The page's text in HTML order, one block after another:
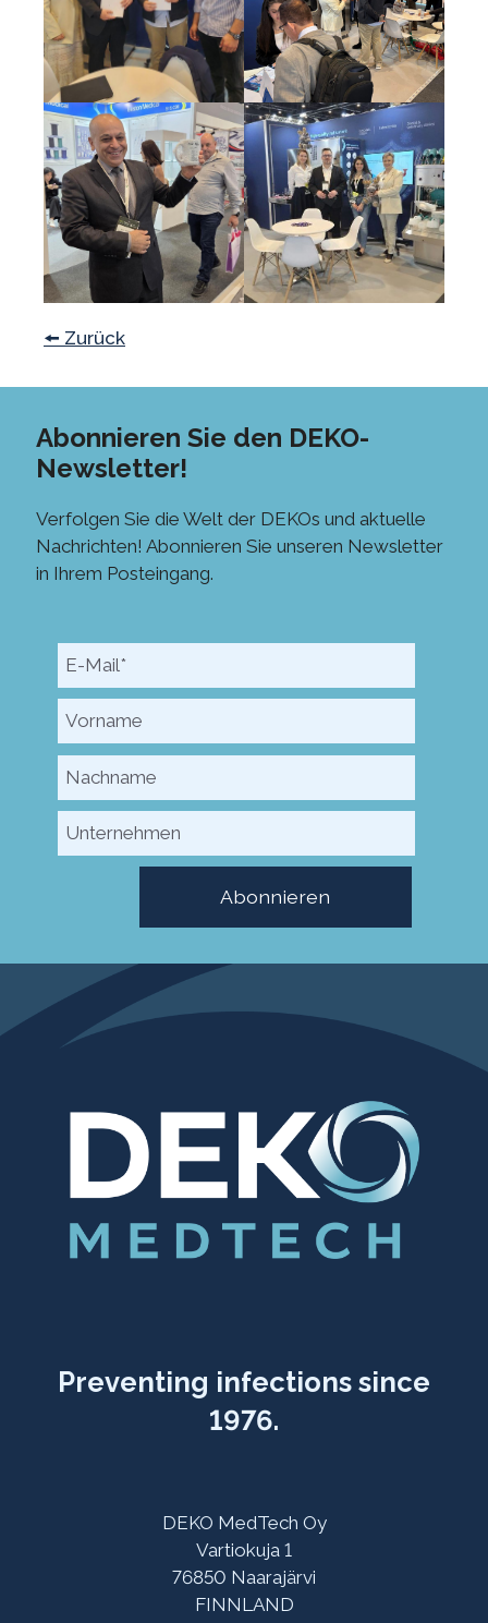
🠘 Zurück
Abonnieren Sie den DEKO-
Newsletter!
Verfolgen Sie die Welt der DEKOs und aktuelle
Nachrichten! Abonnieren Sie unseren Newsletter
in Ihrem Posteingang.
Preventing infections since
1976.
DEKO MedTech Oy
Vartiokuja 1
76850 Naarajärvi
FINNLAND